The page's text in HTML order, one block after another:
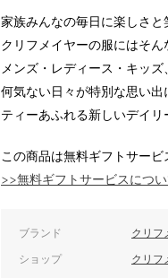
家族みんなの毎日に楽しさと
クリフメイヤーの服にはそん
メンズ・レディース・キッズ
何気ない日々が特別な思い
ティーあふれる新しいデイリ
この商品は無料ギフトサー
>>無料ギフトサービスにつ
ブランド クリフ
ショップ クリフ